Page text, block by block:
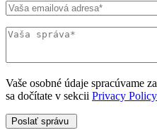
Vaše osobné údaje spracúvame
sa dočítate v sekcii Privacy
Poslať správu